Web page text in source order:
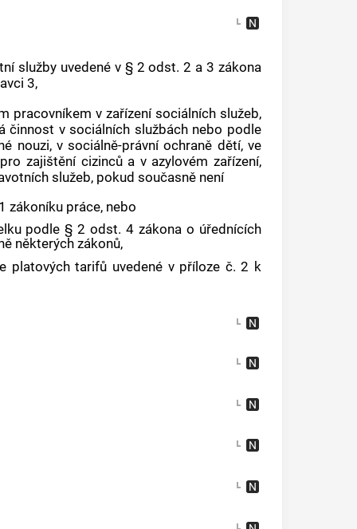
služby uvedené v § 2 odst. 2 a 3 zákona
3,
pracovníkem v zařízení sociálních služeb,
činnost v sociálních službách nebo podle
nouzi, v sociálně-právní ochraně dětí, ve
zajištění cizinců a v azylovém zařízení,
služeb, pokud současně není
zákoníku práce, nebo
podle § 2 odst. 4 zákona o úřednících
některých zákonů,
platových tarifů uvedené v příloze č. 2 k